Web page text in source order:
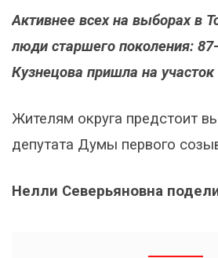
Активнее всех на выборах в
люди старшего поколения:
Кузнецова пришла на
Жителям округа предстоит
депутата Думы первого
Нелли Северьяновна